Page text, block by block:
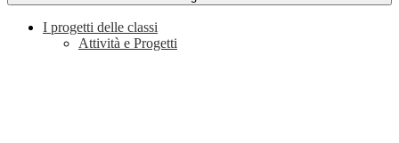
I progetti delle classi
Attività e Progetti